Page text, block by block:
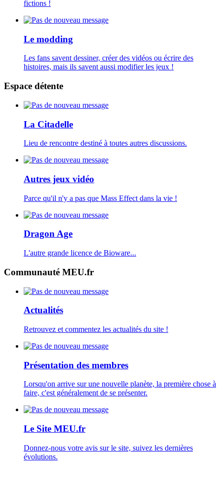
fictions !
Le modding
Les fans savent dessiner, créer des vidéos ou écrire des
histoires, mais ils savent aussi modifier les jeux !
Espace détente
La Citadelle
Lieu de rencontre destiné à toutes autres discussions.
Autres jeux vidéo
Parce qu'il n'y a pas que Mass Effect dans la vie !
Dragon Age
L'autre grande licence de Bioware...
Communauté MEU.fr
Actualités
Retrouvez et commentez les actualités du site !
Présentation des membres
Lorsqu'on arrive sur une nouvelle planète, la première chose à
faire, c'est généralement de se présenter.
Le Site MEU.fr
Donnez-nous votre avis sur le site, suivez les dernières
évolutions.